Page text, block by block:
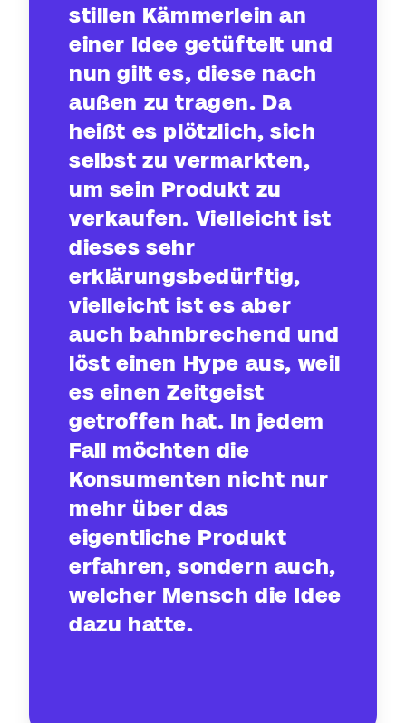
stillen Kämmerlein an
einer Idee getüftelt und
nun gilt es, diese nach
außen zu tragen. Da
heißt es plötzlich, sich
selbst zu vermarkten,
um sein Produkt zu
verkaufen. Vielleicht ist
dieses sehr
erklärungsbedürftig,
vielleicht ist es aber
auch bahnbrechend und
löst einen Hype aus, weil
es einen Zeitgeist
getroffen hat. In jedem
Fall möchten die
Konsumenten nicht nur
mehr über das
eigentliche Produkt
erfahren, sondern auch,
welcher Mensch die Idee
dazu hatte.